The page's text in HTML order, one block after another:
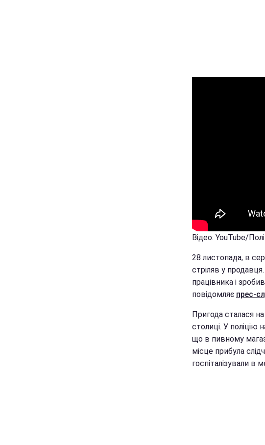
Відео: YouTube/
28 листопада, в
стріляв у
працівника і
повідомляє прес-
Пригода сталася
столиці. У поліцію
що в пивному
місце прибула
госпіталізували в